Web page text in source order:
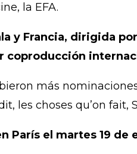
la EFA.
y Francia, dirigida
coproducción
más
les choses qu’on fait,
París el martes 19 de